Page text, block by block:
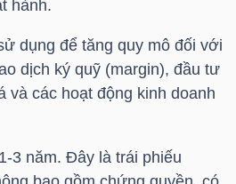
hành.
dụng để tăng quy mô đối với
dịch ký quỹ (margin), đầu tư
và các hoạt động kinh doanh
3 năm. Đây là trái phiếu